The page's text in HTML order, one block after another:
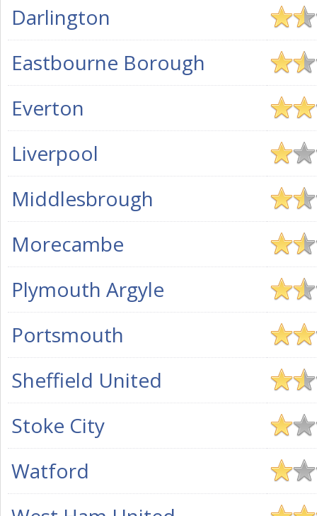
Darlington
Eastbourne Borough
Everton
Liverpool
Middlesbrough
Morecambe
Plymouth Argyle
Portsmouth
Sheffield United
Stoke City
Watford